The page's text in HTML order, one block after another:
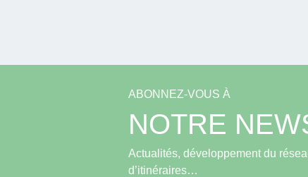
ABONNEZ-VOUS À
NOTRE
Actualités, développement du
d’itinéraires…